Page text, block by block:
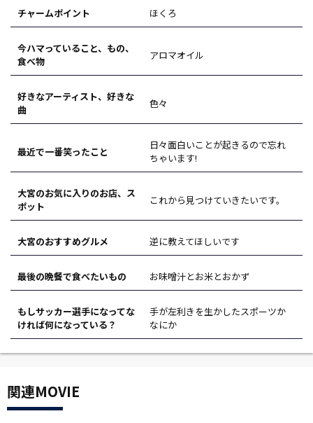
チャームポイント ほくろ
今ハマっていること、もの、
食べ物
アロマオイル
好きなアーティスト、好きな
曲
色々
最近で一番笑ったこと
日々面白いことが起きるので忘れ
ちゃいます!
大宮のお気に入りのお店、ス
ポット
これから見つけていきたいです。
大宮のおすすめグルメ 逆に教えてほしいです
最後の晩餐で食べたいもの お味噌汁とお米とおかず
もしサッカー選手になってな
ければ何になっている？
手が左利きを生かしたスポーツか
なにか
関連MOVIE